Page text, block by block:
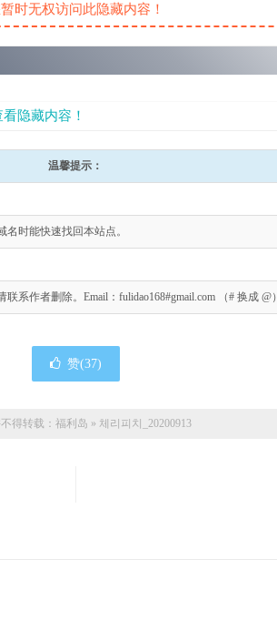
时无权访问此隐藏内容！
隐藏内容！
温馨提示：
时能快速找回本站点。
作者删除。Email：fulidao168#gmail.com （# 换成 @）
赞(37)
得转载： 福利岛 » 체리피치_20200913